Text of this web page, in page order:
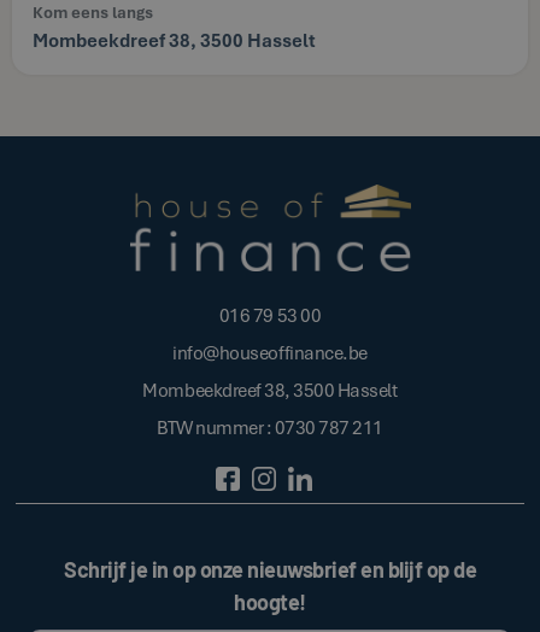
Kom eens langs
Mombeekdreef 38, 3500 Hasselt
016 79 53 00
info@houseoffinance.be
Mombeekdreef 38, 3500 Hasselt
BTW nummer : 0730 787 211
Schrijf je in op onze nieuwsbrief en blijf op de
hoogte!